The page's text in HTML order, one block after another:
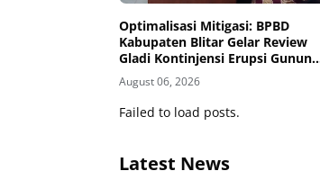
Optimalisasi Mitigasi: BPBD
Kabupaten Blitar Gelar Review
Gladi Kontinjensi Erupsi Gunung
Kelud
August 06, 2026
Failed to load posts.
Latest News